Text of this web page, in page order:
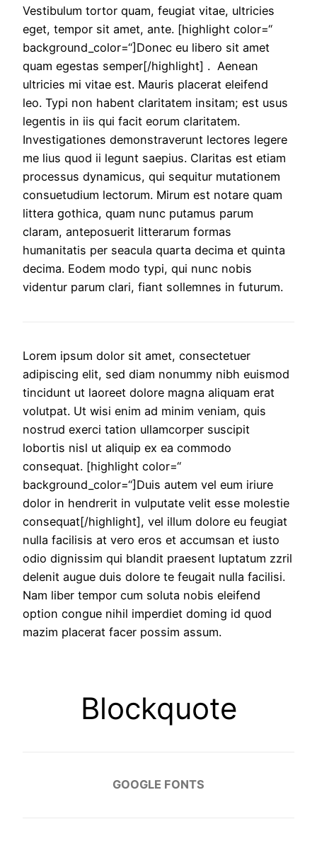
Vestibulum tortor quam, feugiat vitae, ultricies
eget, tempor sit amet, ante. [highlight color=“
background_color=“]Donec eu libero sit amet
quam egestas semper[/highlight] . Aenean
ultricies mi vitae est. Mauris placerat eleifend
leo. Typi non habent claritatem insitam; est usus
legentis in iis qui facit eorum claritatem.
Investigationes demonstraverunt lectores legere
me lius quod ii legunt saepius. Claritas est etiam
processus dynamicus, qui sequitur mutationem
consuetudium lectorum. Mirum est notare quam
littera gothica, quam nunc putamus parum
claram, anteposuerit litterarum formas
humanitatis per seacula quarta decima et quinta
decima. Eodem modo typi, qui nunc nobis
videntur parum clari, fiant sollemnes in futurum.
Lorem ipsum dolor sit amet, consectetuer
adipiscing elit, sed diam nonummy nibh euismod
tincidunt ut laoreet dolore magna aliquam erat
volutpat. Ut wisi enim ad minim veniam, quis
nostrud exerci tation ullamcorper suscipit
lobortis nisl ut aliquip ex ea commodo
consequat. [highlight color=“
background_color=“]Duis autem vel eum iriure
dolor in hendrerit in vulputate velit esse molestie
consequat[/highlight], vel illum dolore eu feugiat
nulla facilisis at vero eros et accumsan et iusto
odio dignissim qui blandit praesent luptatum zzril
delenit augue duis dolore te feugait nulla facilisi.
Nam liber tempor cum soluta nobis eleifend
option congue nihil imperdiet doming id quod
mazim placerat facer possim assum.
Blockquote
GOOGLE FONTS